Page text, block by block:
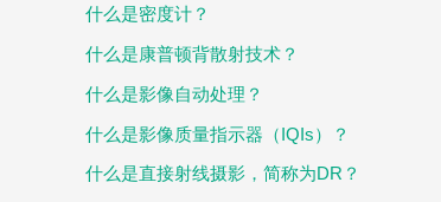
什么是密度计？
什么是康普顿背散射技术？
什么是影像自动处理？
什么是影像质量指示器（IQIs）？
什么是直接射线摄影，简称为DR？